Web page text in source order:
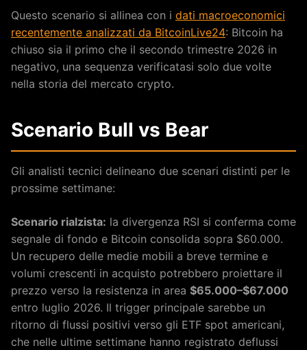
Questo scenario si allinea con i dati macroeconomici
recentemente analizzati da BitcoinLive24: Bitcoin ha
chiuso sia il primo che il secondo trimestre 2026 in
negativo, una sequenza verificatasi solo due volte
nella storia del mercato crypto.
Scenario Bull vs Bear
Gli analisti tecnici delineano due scenari distinti per le
prossime settimane:
Scenario rialzista: la divergenza RSI si conferma come
segnale di fondo e Bitcoin consolida sopra $60.000.
Un recupero delle medie mobili a breve termine e
volumi crescenti in acquisto potrebbero proiettare il
prezzo verso la resistenza in area $65.000–$67.000
entro luglio 2026. Il trigger principale sarebbe un
ritorno di flussi positivi verso gli ETF spot americani,
che nelle ultime settimane hanno registrato deflussi